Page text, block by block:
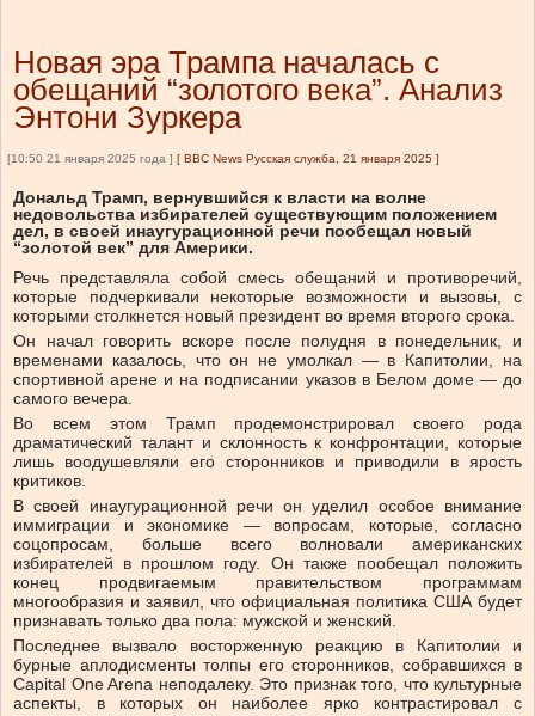
Новая эра Трампа началась с
обещаний “золотого века”. Анализ
Энтони Зуркера
[10:50 21 января 2025 года ] [ BBC News Русская служба, 21 января 2025 ]
Дональд Трамп, вернувшийся к власти на волне
недовольства избирателей существующим положением
дел, в своей инаугурационной речи пообещал новый
“золотой век” для Америки.
Речь представляла собой смесь обещаний и противоречий,
которые подчеркивали некоторые возможности и вызовы, с
которыми столкнется новый президент во время второго срока.
Он начал говорить вскоре после полудня в понедельник, и
временами казалось, что он не умолкал — в Капитолии, на
спортивной арене и на подписании указов в Белом доме — до
самого вечера.
Во всем этом Трамп продемонстрировал своего рода
драматический талант и склонность к конфронтации, которые
лишь воодушевляли его сторонников и приводили в ярость
критиков.
В своей инаугурационной речи он уделил особое внимание
иммиграции и экономике — вопросам, которые, согласно
соцопросам, больше всего волновали американских
избирателей в прошлом году. Он также пообещал положить
конец продвигаемым правительством программам
многообразия и заявил, что официальная политика США будет
признавать только два пола: мужской и женский.
Последнее вызвало восторженную реакцию в Капитолии и
бурные аплодисменты толпы его сторонников, собравшихся в
Capital One Arena неподалеку. Это признак того, что культурные
аспекты, в которых он наиболее ярко контрастировал с